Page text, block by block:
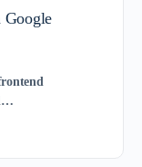
Google